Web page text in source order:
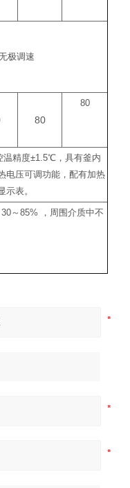
极调速
80
80
温精度±1.5℃ ，具有釜内
电压可调功能，配有加热
示表。
30～85%
，周围介质中不